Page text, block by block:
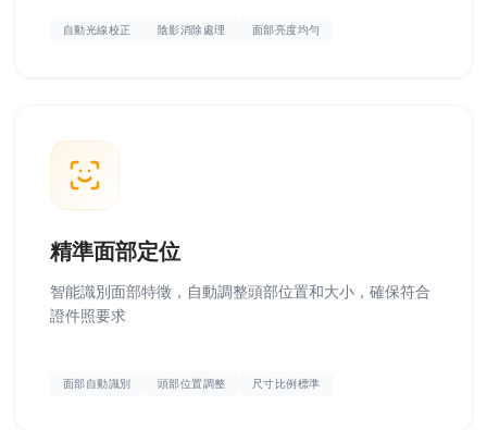
自動光線校正 陰影消除處理 面部亮度均勻
精準面部定位
智能識別面部特徵，自動調整頭部位置和大小，確保符合
證件照要求
面部自動識別 頭部位置調整 尺寸比例標準